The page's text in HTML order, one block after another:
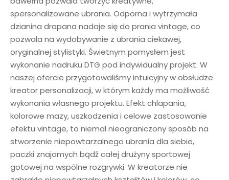
spersonalizowane ubrania. Odporna i wytrzymała
dzianina drapana nadaje się do prania vintage, co
pozwala na wydobywanie z ubrania ciekawej,
oryginalnej stylistyki. Świetnym pomysłem jest
wykonanie nadruku DTG pod indywidualny projekt. W
naszej ofercie przygotowaliśmy intuicyjny w obsłudze
kreator personalizacji, w którym każdy ma możliwość
wykonania własnego projektu. Efekt chlapania,
kolorowe mazy, uszkodzenia i celowe zastosowanie
efektu vintage, to niemal nieograniczony sposób na
stworzenie niepowtarzalnego ubrania dla siebie,
paczki znajomych bądź całej drużyny sportowej
gotowej na wspólne rozgrywki. W kreatorze nie